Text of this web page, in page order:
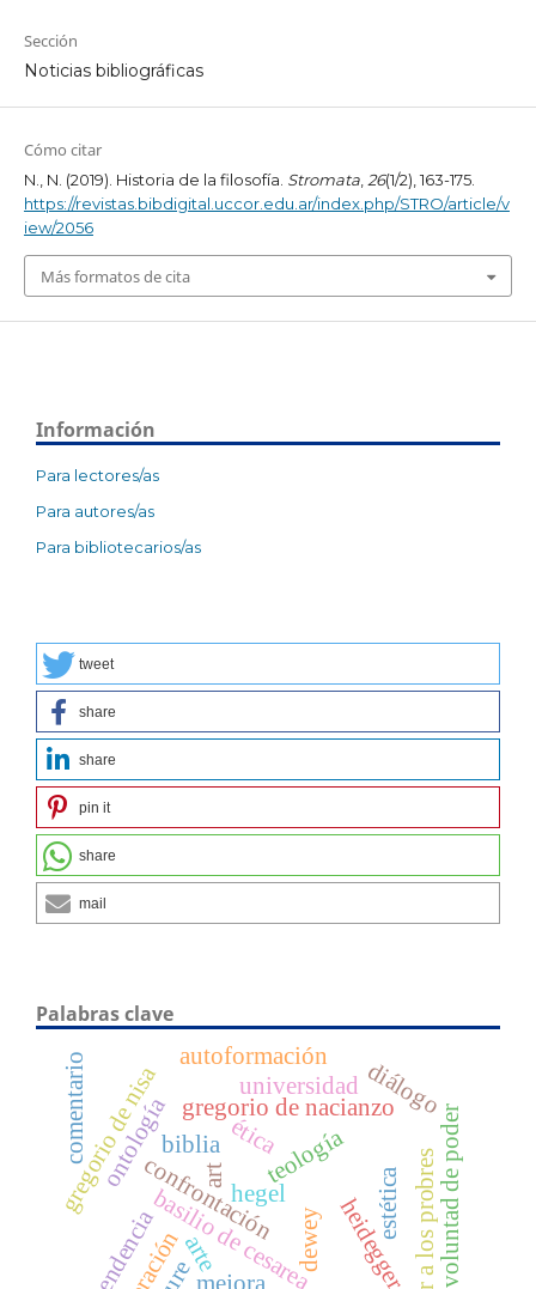
Sección
Noticias bibliográficas
Cómo citar
N., N. (2019). Historia de la filosofía. Stromata,26(1/2), 163-175.
https://revistas.bibdigital.uccor.edu.ar/index.php/STRO/article/v
iew/2056
Más formatos de cita
Información
Para lectores/as
Para autores/as
Para bibliotecarios/as
tweet
share
share
pin it
share
mail
Palabras clave
biblia teología
heidegger
hegel
ontología
confrontación
basilio de cesarea
gregorio de nisa gregorio de nacianzo
amor a los probresvoluntad de poder
diálogo
ética
universidad
comentario
dewey
arte
art estética
autoformación
mejora